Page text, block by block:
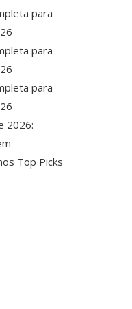
para
para
para
2026:
Top Picks